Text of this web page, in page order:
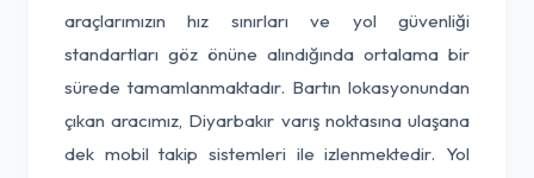
araçlarımızın hız sınırları ve yol güvenliği
standartları göz önüne alındığında ortalama bir
sürede tamamlanmaktadır. Bartın lokasyonundan
çıkan aracımız, Diyarbakır varış noktasına ulaşana
dek mobil takip sistemleri ile izlenmektedir. Yol